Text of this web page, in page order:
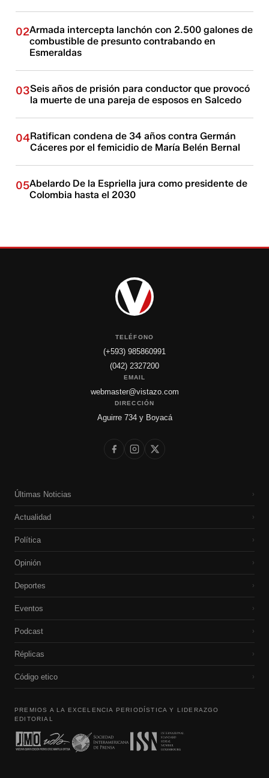
02Armada intercepta lanchón con 2.500 galones de
combustible de presunto contrabando en
Esmeraldas
03Seis años de prisión para conductor que provocó
la muerte de una pareja de esposos en Salcedo
04Ratifican condena de 34 años contra Germán
Cáceres por el femicidio de María Belén Bernal
05Abelardo De la Espriella jura como presidente de
Colombia hasta el 2030
TELÉFONO
(+593) 985860991
(042) 2327200
EMAIL
webmaster@vistazo.com
DIRECCIÓN
Aguirre 734 y Boyacá
Últimas Noticias ›
Actualidad ›
Política ›
Opinión ›
Deportes ›
Eventos ›
Podcast ›
Réplicas ›
Código etico ›
PREMIOS A LA EXCELENCIA PERIODÍSTICA Y LIDERAZGO
EDITORIAL